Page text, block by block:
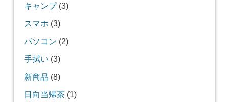
キャンプ(3)
スマホ (3)
パソコン (2)
手拭い (3)
新商品 (8)
日向当帰茶(1)